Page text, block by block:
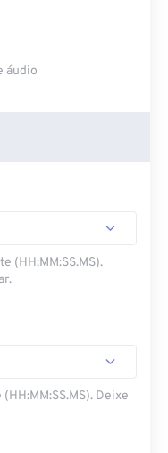
áudio
(HH:MM:SS.MS).
Deixe